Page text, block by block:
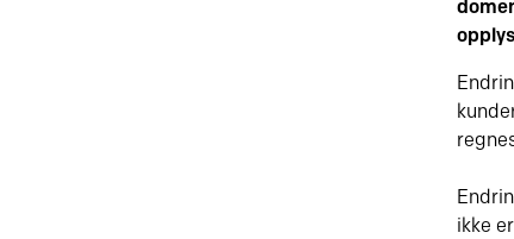
ikke